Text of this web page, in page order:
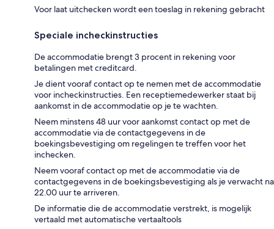
Voor laat uitchecken wordt een toeslag in rekening gebracht
Speciale incheckinstructies
De accommodatie brengt 3 procent in rekening voor
betalingen met creditcard.
Je dient vooraf contact op te nemen met de accommodatie
voor incheckinstructies. Een receptiemedewerker staat bij
aankomst in de accommodatie op je te wachten.
Neem minstens 48 uur voor aankomst contact op met de
accommodatie via de contactgegevens in de
boekingsbevestiging om regelingen te treffen voor het
inchecken.
Neem vooraf contact op met de accommodatie via de
contactgegevens in de boekingsbevestiging als je verwacht na
22.00 uur te arriveren.
De informatie die de accommodatie verstrekt, is mogelijk
vertaald met automatische vertaaltools